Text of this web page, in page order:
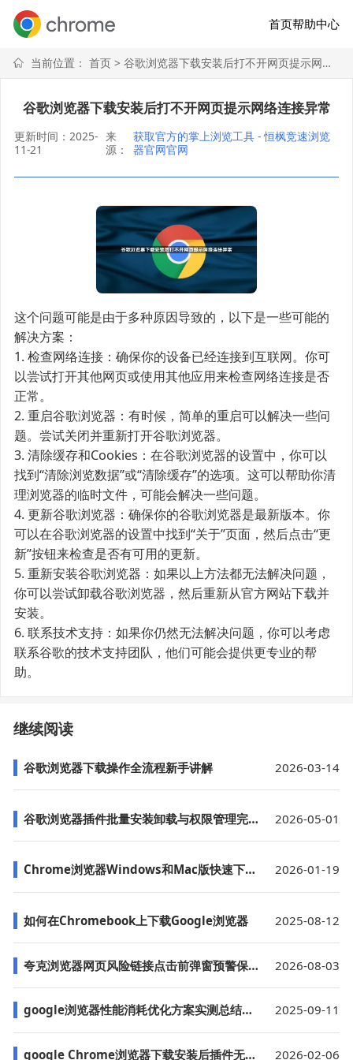
首页帮助中心
当前位置： 首页> 谷歌浏览器下载安装后打不开网页提示网络连接异常
谷歌浏览器下载安装后打不开网页提示网络连接异常
更新时间：2025-
11-21
来
源：
获取官方的掌上浏览工具 - 恒枫竞速浏览
器官网官网
这个问题可能是由于多种原因导致的，以下是一些可能的
解决方案：
1. 检查网络连接：确保你的设备已经连接到互联网。你可
以尝试打开其他网页或使用其他应用来检查网络连接是否
正常。
2. 重启谷歌浏览器：有时候，简单的重启可以解决一些问
题。尝试关闭并重新打开谷歌浏览器。
3. 清除缓存和Cookies：在谷歌浏览器的设置中，你可以
找到“清除浏览数据”或“清除缓存”的选项。这可以帮助你清
理浏览器的临时文件，可能会解决一些问题。
4. 更新谷歌浏览器：确保你的谷歌浏览器是最新版本。你
可以在谷歌浏览器的设置中找到“关于”页面，然后点击“更
新”按钮来检查是否有可用的更新。
5. 重新安装谷歌浏览器：如果以上方法都无法解决问题，
你可以尝试卸载谷歌浏览器，然后重新从官方网站下载并
安装。
6. 联系技术支持：如果你仍然无法解决问题，你可以考虑
联系谷歌的技术支持团队，他们可能会提供更专业的帮
助。
继续阅读
谷歌浏览器下载操作全流程新手讲解 2026-03-14
谷歌浏览器插件批量安装卸载与权限管理完整教程 2026-05-01
Chrome浏览器Windows和Mac版快速下载和安装 2026-01-19
如何在Chromebook上下载Google浏览器 2025-08-12
夸克浏览器网页风险链接点击前弹窗预警保障上网安全 2026-08-03
google浏览器性能消耗优化方案实测总结报告 2025-09-11
google Chrome浏览器下载安装后插件无法启用解决方法 2026-02-06